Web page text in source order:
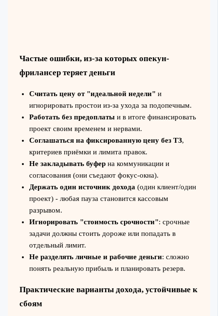
Частые ошибки, из-за которых опекун-
фрилансер теряет деньги
Считать цену от "идеальной недели" и
игнорировать простои из-за ухода за подопечным.
Работать без предоплатыи в итоге финансировать
проект своим временем и нервами.
Соглашаться на фиксированную цену без ТЗ,
критериев приёмки и лимита правок.
Не закладывать буферна коммуникации и
согласования (они съедают фокус‑окна).
Держать один источник дохода (один клиент/один
проект) - любая пауза становится кассовым
разрывом.
Игнорировать "стоимость срочности": срочные
задачи должны стоить дороже или попадать в
отдельный лимит.
Не разделять личные и рабочие деньги: сложно
понять реальную прибыль и планировать резерв.
Практические варианты дохода, устойчивые к
сбоям